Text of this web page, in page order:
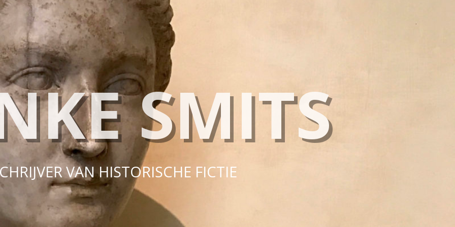
SMITS
VAN HISTORISCHE FICTIE